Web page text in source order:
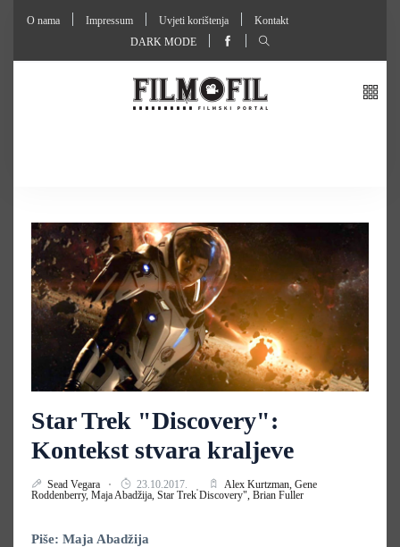
O nama Impressum Uvjeti korištenja
Kontakt
DARK MODE
Star Trek "Discovery":
Kontekst stvara kraljeve
Sead Vegara 23.10.2017. Alex Kurtzman, Gene
Roddenberry, Maja Abadžija, Star Trek Discovery", Brian Fuller
Piše: Maja Abadžija